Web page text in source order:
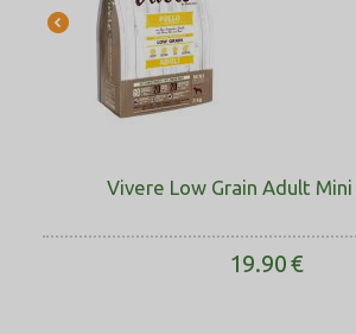
Vivere Low Grain Adult Mini
19.90€